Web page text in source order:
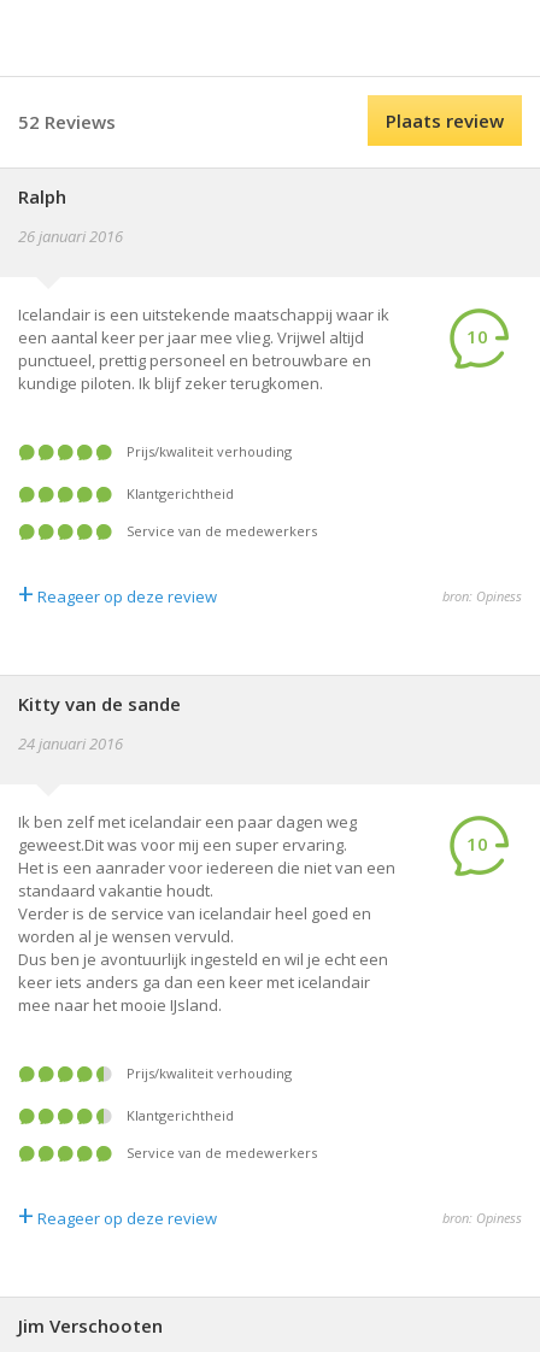
52 Reviews Plaats review
Ralph
26 januari 2016
Icelandair is een uitstekende maatschappij waar ik
een aantal keer per jaar mee vlieg. Vrijwel altijd
punctueel, prettig personeel en betrouwbare en
kundige piloten. Ik blijf zeker terugkomen.
10
prijs/kwaliteit verhouding
klantgerichtheid
service van de medewerkers
+ Reageer op deze review bron: Opiness
Kitty van de sande
24 januari 2016
Ik ben zelf met icelandair een paar dagen weg
geweest.Dit was voor mij een super ervaring.
Het is een aanrader voor iedereen die niet van een
standaard vakantie houdt.
Verder is de service van icelandair heel goed en
worden al je wensen vervuld.
Dus ben je avontuurlijk ingesteld en wil je echt een
keer iets anders ga dan een keer met icelandair
mee naar het mooie IJsland.
10
prijs/kwaliteit verhouding
klantgerichtheid
service van de medewerkers
+ Reageer op deze review bron: Opiness
Jim Verschooten